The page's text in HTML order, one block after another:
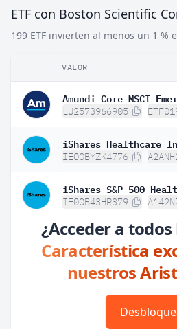
ETF con Boston Scientific
199 ETF invierten al menos un 1 %
VALOR
LU2573966905
IE00BYZK4776
IE00B43HR379
¿Acceder a todos
Característica
nuestros